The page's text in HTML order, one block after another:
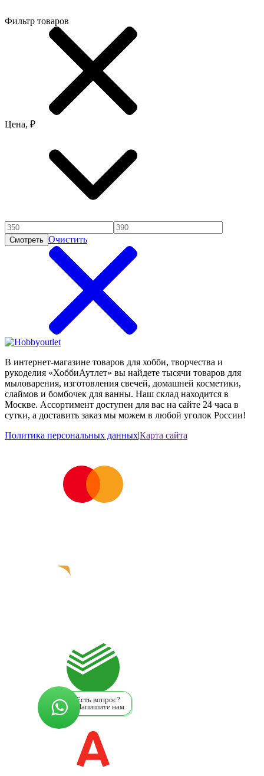
Фильтр товаров
Цена, ₽
Смотреть Очистить
В интернет-магазине товаров для хобби, творчества и
рукоделия «ХоббиАутлет» вы найдете тысячи товаров для
мыловарения, изготовления свечей, домашней косметики,
слаймов и бомбочек для ванны. Наш склад находится в
Москве. Ассортимент доступен для вас на сайте 24 часа в
сутки, а доставить заказ мы можем в любой уголок России!
Политика персональных данных|Карта сайта
Есть вопрос?
Напишите нам